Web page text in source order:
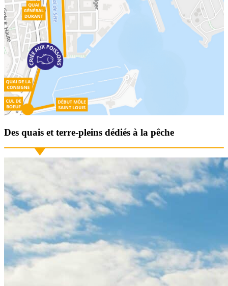
Des quais et terre-pleins dédiés à la pêche